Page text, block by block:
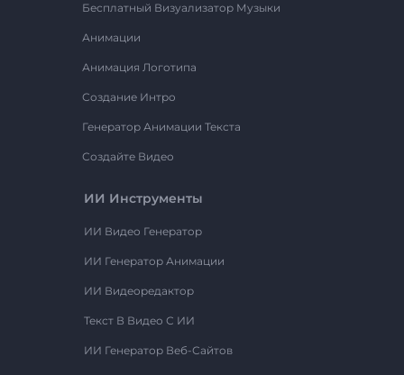
Бесплатный Визуализатор Музыки
Анимации
Анимация Логотипа
Создание Интро
Генератор Анимации Текста
Создайте Видео
ИИ Инструменты
ИИ Видео Генератор
ИИ Генератор Анимации
ИИ Видеоредактор
Текст В Видео С ИИ
ИИ Генератор Веб-Сайтов